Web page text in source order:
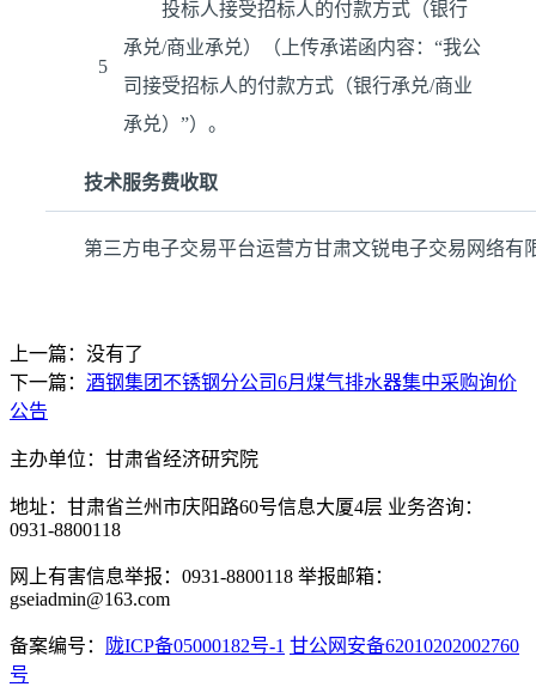
5
投标人接受招标人的付款方式（银行
承兑/商业承兑）（上传承诺函内容：“我公
司接受招标人的付款方式（银行承兑/商业
承兑）”）。
技术服务费收取
第三方电子交易平台运营方甘肃文锐电子交易网络
上一篇：没有了
下一篇： 酒钢集团不锈钢分公司6月煤气排水器集中采购询价
公告
主办单位：甘肃省经济研究院
地址：甘肃省兰州市庆阳路60号信息大厦4层 业务咨询：
0931-8800118
网上有害信息举报：0931-8800118 举报邮箱：
gseiadmin@163.com
备案编号： 陇ICP备05000182号-1 甘公网安备62010202002760
号